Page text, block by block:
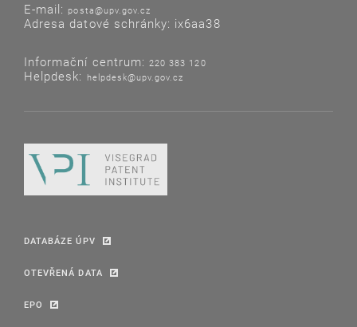
E-mail: posta@upv.gov.cz
Adresa datové schránky: ix6aa38
Informační centrum: 220 383 120
Helpdesk: helpdesk@upv.gov.cz
DATABÁZE ÚPV
OTEVŘENÁ DATA
EPO